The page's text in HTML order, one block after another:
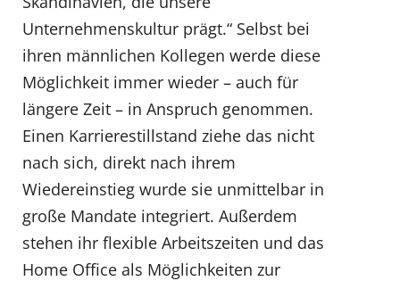
Unternehmenskultur prägt.“ Selbst bei
ihren männlichen Kollegen werde diese
Möglichkeit immer wieder – auch für
längere Zeit – in Anspruch genommen.
Einen Karrierestillstand ziehe das nicht
nach sich, direkt nach ihrem
Wiedereinstieg wurde sie unmittelbar in
große Mandate integriert. Außerdem
stehen ihr flexible Arbeitszeiten und das
Home Office als Möglichkeiten zur